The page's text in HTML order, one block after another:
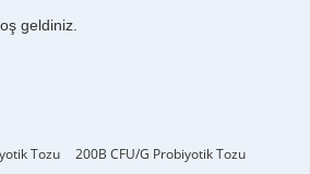
geldiniz.
Tozu 200B CFU/g Probiyotik Tozu